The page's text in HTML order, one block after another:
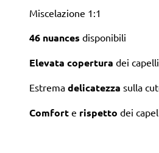
Miscelazione 1:1
46 nuances disponibili
Elevata copertura dei
Estrema delicatezza sulla
Comfort e rispetto dei